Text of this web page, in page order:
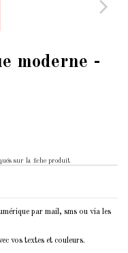
moderne -
sur la fiche produit
par mail, sms ou via les
vos textes et couleurs.